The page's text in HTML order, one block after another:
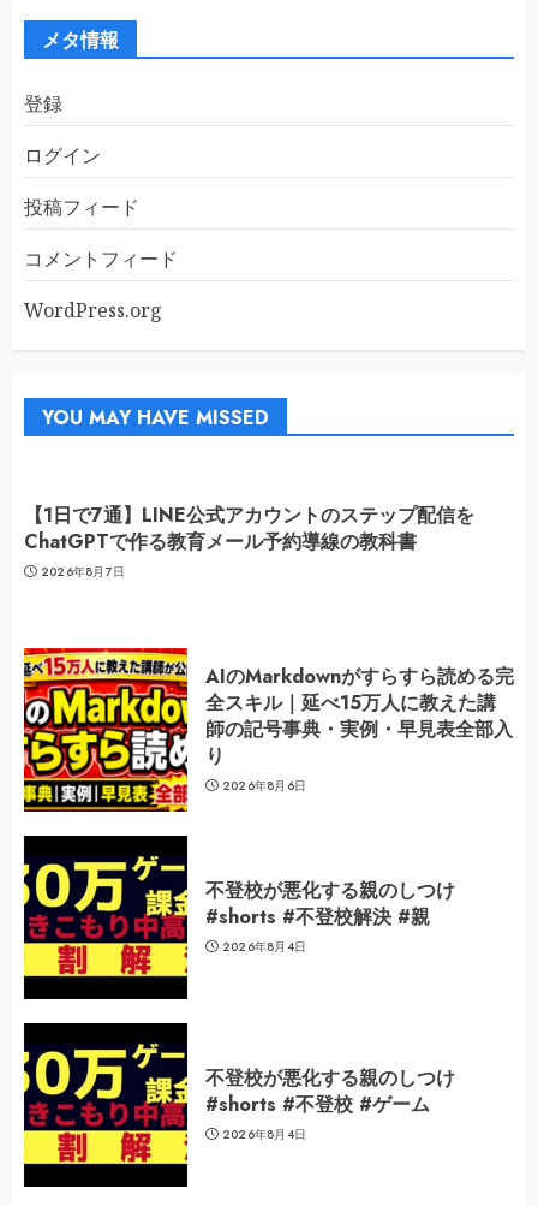
メタ情報
登録
ログイン
投稿フィード
コメントフィード
WordPress.org
YOU MAY HAVE MISSED
【1日で7通】LINE公式アカウントのステップ配信を
ChatGPTで作る教育メール予約導線の教科書
2026年8月7日
AIのMarkdownがすらすら読める完
全スキル｜延べ15万人に教えた講
師の記号事典・実例・早見表全部入
り
2026年8月6日
不登校が悪化する親のしつけ
#shorts #不登校解決 #親
2026年8月4日
不登校が悪化する親のしつけ
#shorts #不登校 #ゲーム
2026年8月4日